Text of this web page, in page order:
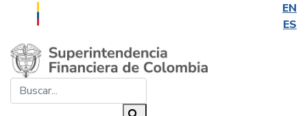
EN
ES
Saltar al contenido principal